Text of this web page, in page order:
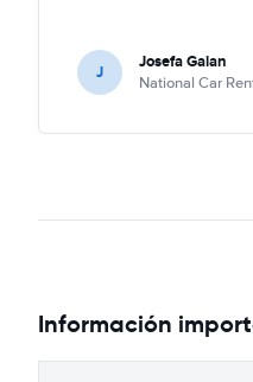
J Josefa Galan
National Car
Información